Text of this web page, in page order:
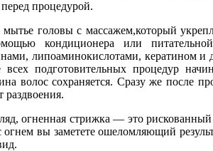
процедурой.
головы с массажем,который
кондиционера или
липоаминокислотами, кератином и
всех подготовительных процедур
волос сохраняется. Сразу же после
раздвоения.
огненная стрижка — это
вы заметете ошеломляющий